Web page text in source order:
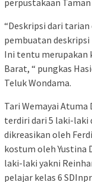
perpustakaan
“Deskripsi dari
pembuatan
Ini tentu merupakan
Barat, “ pungkas
Teluk Wondama.
Tari Wemayai Atuma
terdiri dari 5 laki-laki
dikreasikan oleh
kostum oleh Yustina
laki-laki yakni
pelajar kelas 6